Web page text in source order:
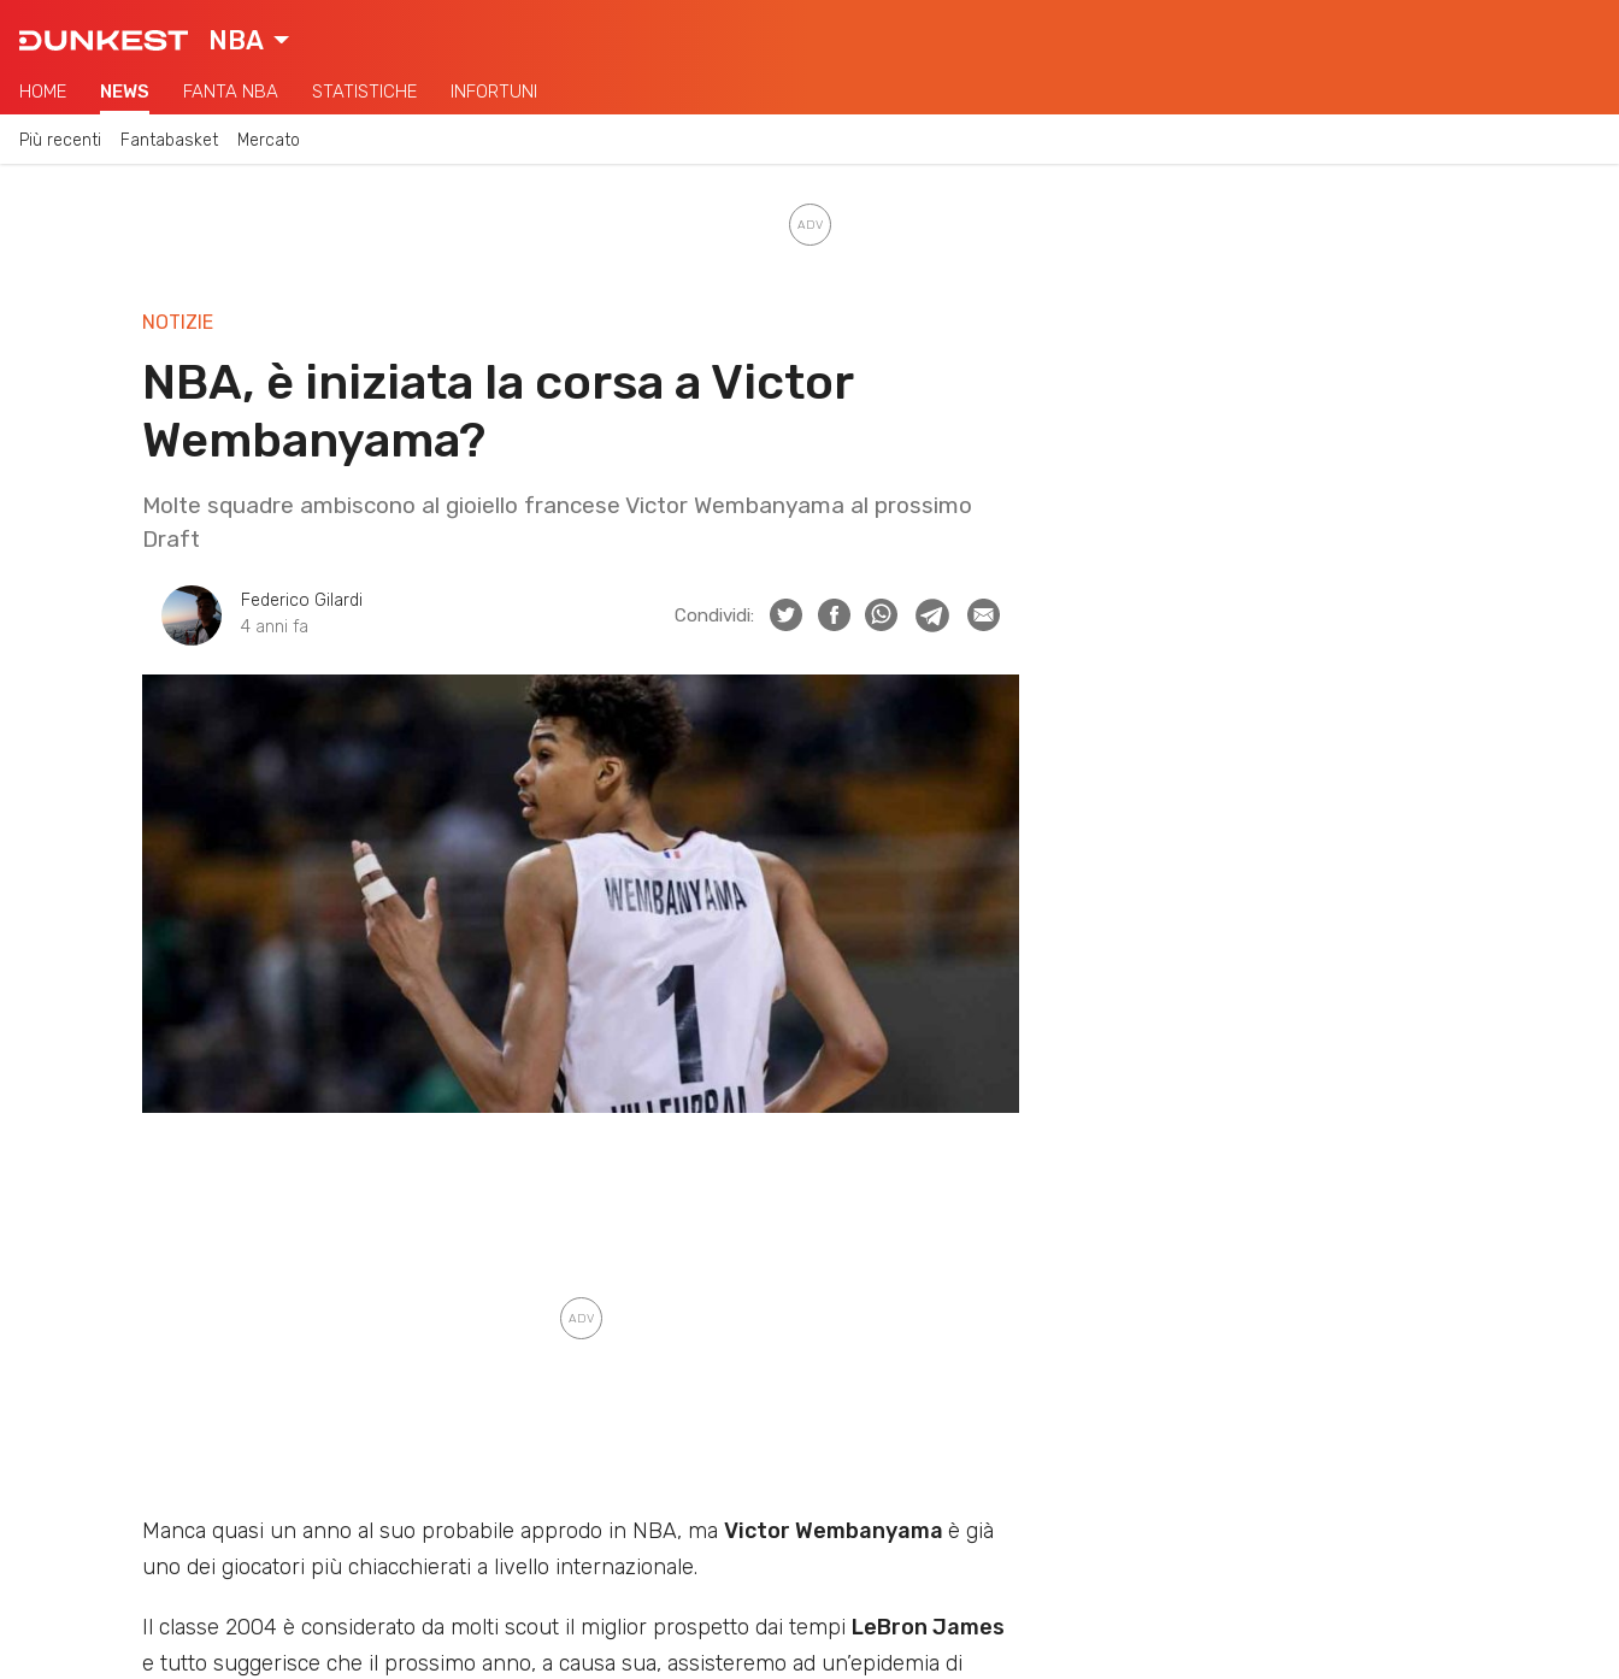
NBA
HOME NEWS FANTA NBA STATISTICHE INFORTUNI
Più recenti Fantabasket Mercato
NOTIZIE
NBA, è iniziata la corsa a Victor
Wembanyama?
Molte squadre ambiscono al gioiello francese Victor Wembanyama al prossimo
Draft
Federico Gilardi
4 anni fa
Condividi:
Manca quasi un anno al suo probabile approdo in NBA, ma Victor Wembanyama è già
uno dei giocatori più chiacchierati a livello internazionale.
Il classe 2004 è considerato da molti scout il miglior prospetto dai tempi LeBron James
e tutto suggerisce che il prossimo anno, a causa sua, assisteremo ad un’epidemia di